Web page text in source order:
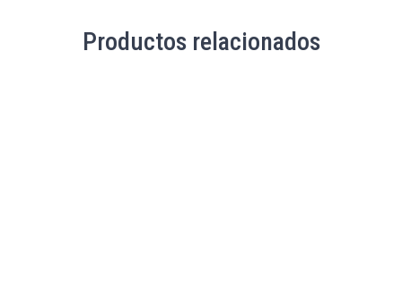
Productos relacionados